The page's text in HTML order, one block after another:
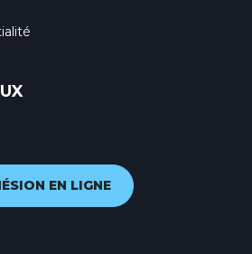
EN LIGNE